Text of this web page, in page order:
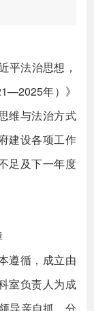
法治思想，
年）》
维与法治方式
建设各项工作
足及下一年度
遵循，成立由
室负责人为成